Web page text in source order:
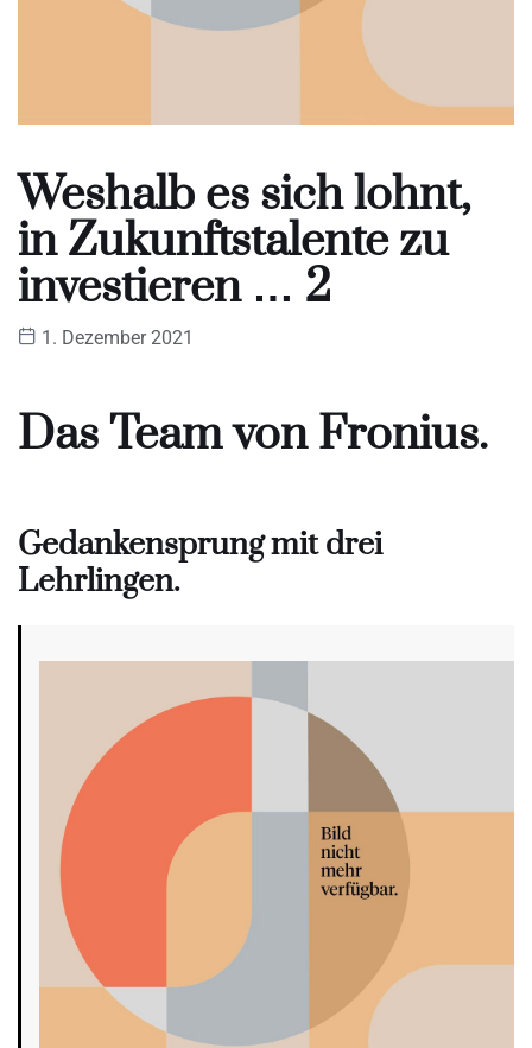
Weshalb es sich lohnt,
in Zukunftstalente zu
investieren … 2
1. Dezember 2021
Das Team von Fronius.
Gedankensprung mit drei
Lehrlingen.